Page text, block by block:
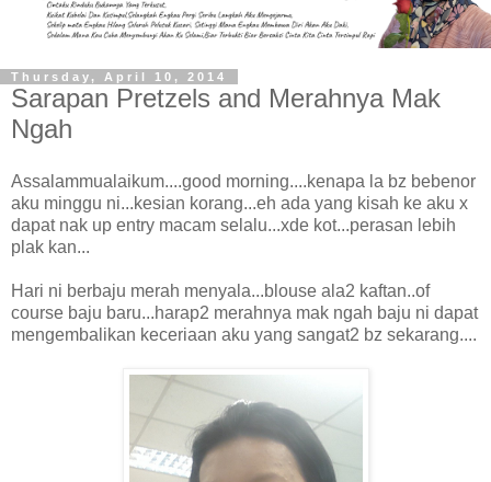
Thursday, April 10, 2014
Sarapan Pretzels and Merahnya Mak
Ngah
Assalammualaikum....good morning....kenapa la bz bebenor
aku minggu ni...kesian korang...eh ada yang kisah ke aku x
dapat nak up entry macam selalu...xde kot...perasan lebih
plak kan...
Hari ni berbaju merah menyala...blouse ala2 kaftan..of
course baju baru...harap2 merahnya mak ngah baju ni dapat
mengembalikan keceriaan aku yang sangat2 bz sekarang....